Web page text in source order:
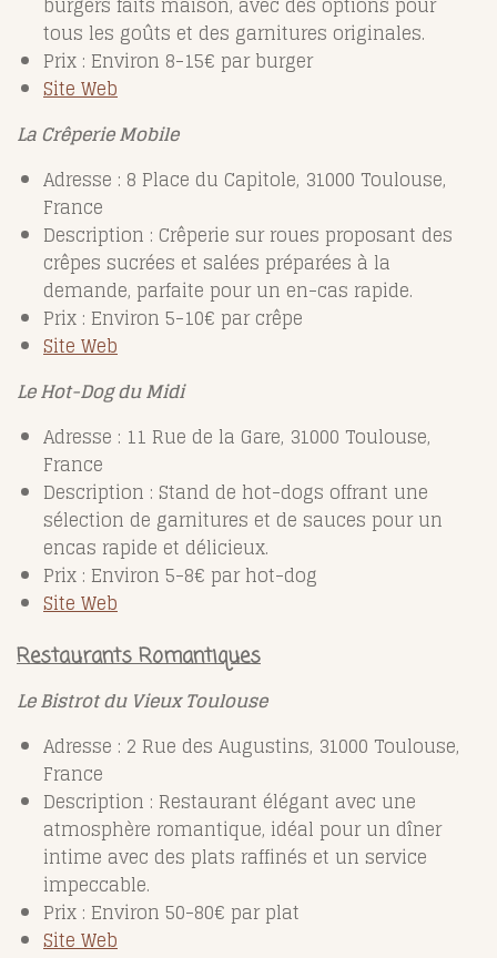
tous les goûts et des garnitures originales.
Prix : Environ 8-15€ par burger
Site Web
La Crêperie Mobile
Adresse : 8 Place du Capitole, 31000 Toulouse,
France
Description : Crêperie sur roues proposant des
crêpes sucrées et salées préparées à la
demande, parfaite pour un en-cas rapide.
Prix : Environ 5-10€ par crêpe
Site Web
Le Hot-Dog du Midi
Adresse : 11 Rue de la Gare, 31000 Toulouse,
France
Description : Stand de hot-dogs offrant une
sélection de garnitures et de sauces pour un
encas rapide et délicieux.
Prix : Environ 5-8€ par hot-dog
Site Web
Restaurants Romantiques
Le Bistrot du Vieux Toulouse
Adresse : 2 Rue des Augustins, 31000 Toulouse,
France
Description : Restaurant élégant avec une
atmosphère romantique, idéal pour un dîner
intime avec des plats raffinés et un service
impeccable.
Prix : Environ 50-80€ par plat
Site Web